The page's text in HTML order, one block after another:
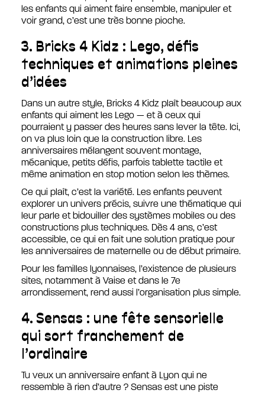
les enfants qui aiment faire ensemble, manipuler et
voir grand, c’est une très bonne pioche.
3. Bricks 4 Kidz : Lego, défis
techniques et animations pleines
d’idées
Dans un autre style, Bricks 4 Kidz plaît beaucoup aux
enfants qui aiment les Lego — et à ceux qui
pourraient y passer des heures sans lever la tête. Ici,
on va plus loin que la construction libre. Les
anniversaires mélangent souvent montage,
mécanique, petits défis, parfois tablette tactile et
même animation en stop motion selon les thèmes.
Ce qui plaît, c’est la variété. Les enfants peuvent
explorer un univers précis, suivre une thématique qui
leur parle et bidouiller des systèmes mobiles ou des
constructions plus techniques. Dès 4 ans, c’est
accessible, ce qui en fait une solution pratique pour
les anniversaires de maternelle ou de début primaire.
Pour les familles lyonnaises, l’existence de plusieurs
sites, notamment à Vaise et dans le 7e
arrondissement, rend aussi l’organisation plus simple.
4. Sensas : une fête sensorielle
qui sort franchement de
l’ordinaire
Tu veux un anniversaire enfant à Lyon qui ne
ressemble à rien d’autre ? Sensas est une piste